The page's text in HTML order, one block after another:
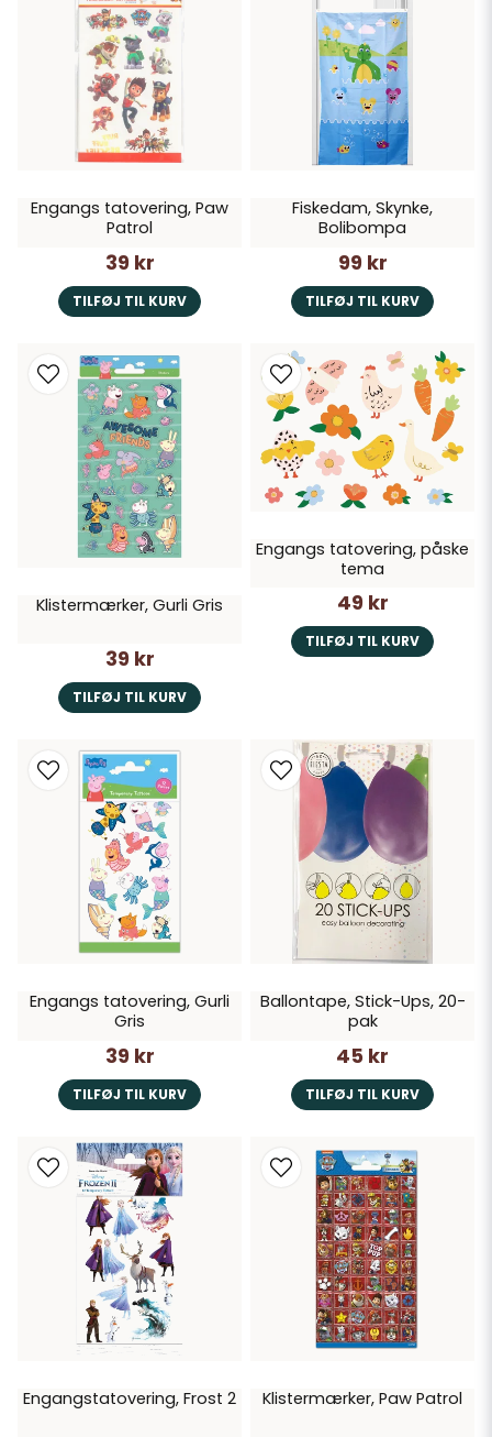
Engangs tatovering, Paw
Patrol
39 kr
TILFØJ TIL KURV
Fiskedam, Skynke,
Bolibompa
99 kr
TILFØJ TIL KURV
Klistermærker, Gurli Gris
39 kr
TILFØJ TIL KURV
Engangs tatovering, påske
tema
49 kr
TILFØJ TIL KURV
Engangs tatovering, Gurli
Gris
39 kr
TILFØJ TIL KURV
Ballontape, Stick-Ups, 20-
pak
45 kr
TILFØJ TIL KURV
Engangstatovering, Frost 2 Klistermærker, Paw Patrol